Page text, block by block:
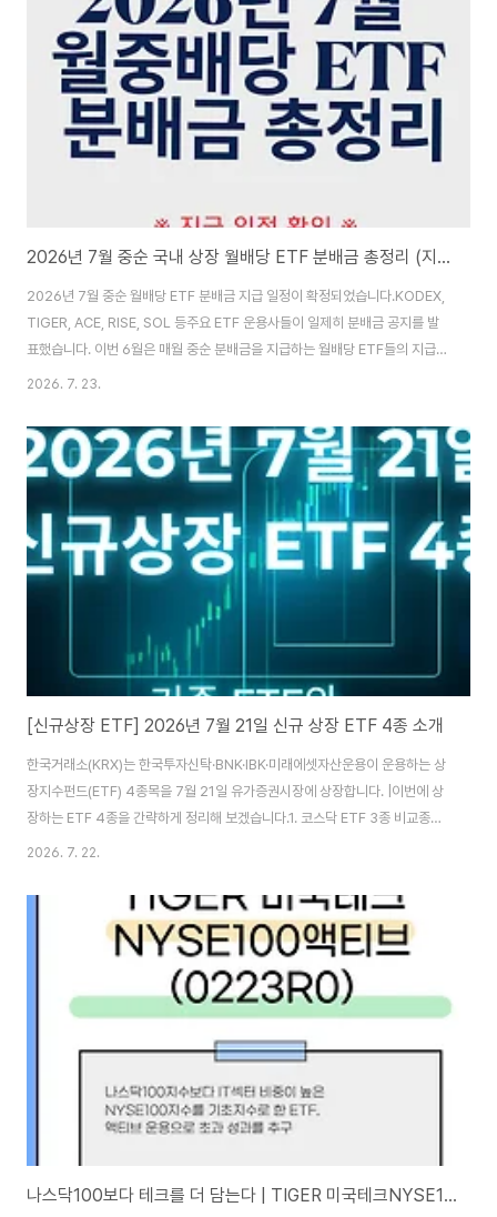
아밸류업495330월말150.06%주식기본형ACEACE 고배당주Plus커버드
콜액티브0199C0월말1752.00%주식커버드콜ACEACE 미국배당퀄리티
+커버드콜액티브0049M0월말7..
2026년 7월 중순 국내 상장 월배당 ETF 분배금 총정리 (지급 일정 확인)
2026년 7월 중순 월배당 ETF 분배금 지급 일정이 확정되었습니다.KODEX,
TIGER, ACE, RISE, SOL 등주요 ETF 운용사들이 일제히 분배금 공지를 발
표했습니다. 이번 6월은 매월 중순 분배금을 지급하는 월배당 ETF들의 지급기
준일 15일이 월요일입니다.따라서 주초일 때보다 분배락과 지급기준일 사이에
배당금 정리운용사 브랜드ETF 종목명칭코드(티커)배당주기분배금(원)분배율
(%)자산유형전략유형ACEACE 미국빅테크7+데일리타겟커버드콜(합
성)480020월중3593.08%주식커버드콜ACEACE 미국반도체데일리타겟
커버드콜(합성)480040월중5693.16%주식커버드콜ACEACE 미국500데
일리데일리타겟커버드콜(합..
2026. 7. 23.
[신규상장 ETF] 2026년 7월 21일 신규 상장 ETF 4종 소개
한국거래소(KRX)는 한국투자신탁·BNK·IBK·미래에셋자산운용이 운용하는 상
장지수펀드(ETF) 4종목을 7월 21일 유가증권시장에 상장합니다. |이번에 상
장하는 ETF 4종을 간략하게 정리해 보겠습니다.1. 코스닥 ETF 3종 비교종목
명티커명총보수특징ACE 바이오코스닥K액티브0221Z00.50%코스닥 상장
2610700.40%코스닥150 지수 내 바이오테크에 투자TIME K바이오액티브
4630500.80%국내 바이오 기업에 액티브 투자 한국투자신탁운용의 ACE
바이오코스닥K액티브는 코스닥 상장 바이오테크 기업 20종목에 투자하는 액
티브 ETF입니다. 비교지수는 한국거래소가 산출하는 'KRX K-AI 바이오테크
코스닥 지수'입니다.유니버스는 코스..
2026. 7. 22.
나스닥100보다 테크를 더 담는다 | TIGER 미국테크NYSE100액티브 (0223R0)